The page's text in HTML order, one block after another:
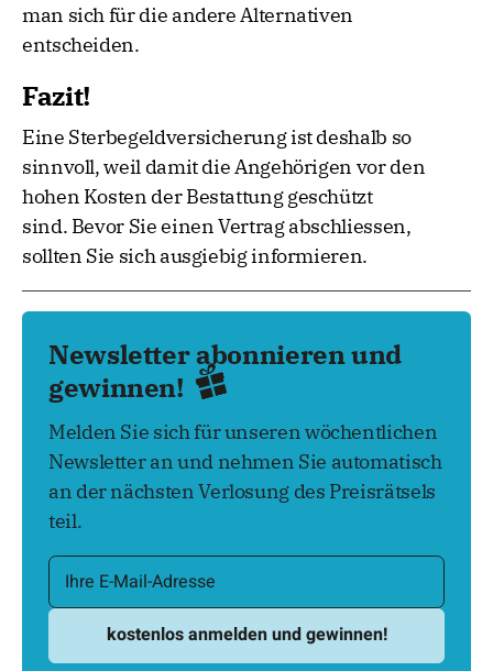
man sich für die andere Alternativen
entscheiden.
Fazit!
Eine Sterbegeldversicherung ist deshalb so
sinnvoll, weil damit die Angehörigen vor den
hohen Kosten der Bestattung geschützt
sind. Bevor Sie einen Vertrag abschliessen,
sollten Sie sich ausgiebig informieren.
Newsletter abonnieren und
gewinnen!
Melden Sie sich für unseren wöchentlichen
Newsletter an und nehmen Sie automatisch
an der nächsten Verlosung des Preisrätsels
teil.